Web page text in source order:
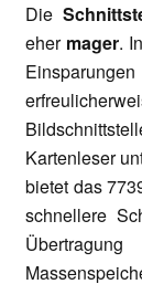
Die
eher mager.
Kartenleser
bietet das
schnellere